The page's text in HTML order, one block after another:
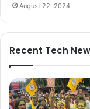
August 22, 2024
Recent Tech